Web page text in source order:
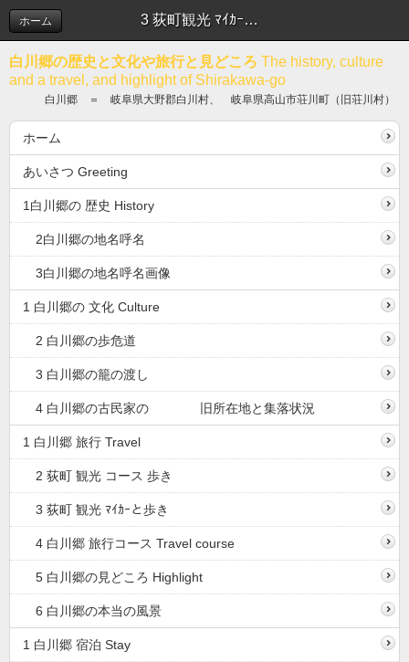
3 荻町観光 ﾏｲｶｰと歩き
ホーム
白川郷の歴史と文化や旅行と見どころ The history, culture
and a travel, and highlight of Shirakawa-go
白川郷 ＝ 岐阜県大野郡白川村、 岐阜県高山市荘川町（旧荘川村）
ホーム
あいさつ Greeting
1白川郷の 歴史 History
2白川郷の地名呼名
3白川郷の地名呼名画像
1 白川郷の 文化 Culture
2 白川郷の歩危道
3 白川郷の籠の渡し
4 白川郷の古民家の 旧所在地と集落状況
1 白川郷 旅行 Travel
2 荻町 観光 コース 歩き
3 荻町 観光 ﾏｲｶｰと歩き
4 白川郷 旅行コース Travel course
5 白川郷の見どころ Highlight
6 白川郷の本当の風景
1 白川郷 宿泊 Stay